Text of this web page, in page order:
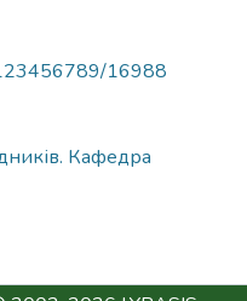
16988
Кафедра